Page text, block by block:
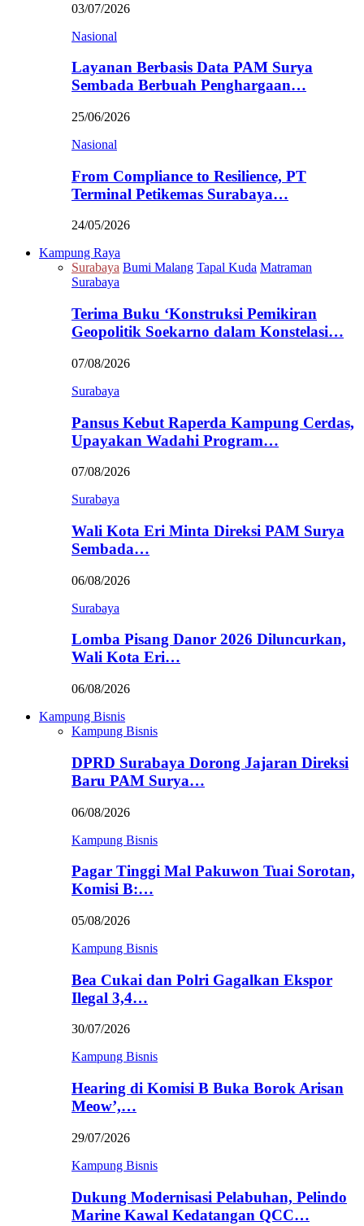
03/07/2026
Nasional
Layanan Berbasis Data PAM Surya
Sembada Berbuah Penghargaan…
25/06/2026
Nasional
From Compliance to Resilience, PT
Terminal Petikemas Surabaya…
24/05/2026
Kampung Raya
Surabaya Bumi Malang Tapal Kuda Matraman
Surabaya
Terima Buku ‘Konstruksi Pemikiran
Geopolitik Soekarno dalam Konstelasi…
07/08/2026
Surabaya
Pansus Kebut Raperda Kampung Cerdas,
Upayakan Wadahi Program…
07/08/2026
Surabaya
Wali Kota Eri Minta Direksi PAM Surya
Sembada…
06/08/2026
Surabaya
Lomba Pisang Danor 2026 Diluncurkan,
Wali Kota Eri…
06/08/2026
Kampung Bisnis
Kampung Bisnis
DPRD Surabaya Dorong Jajaran Direksi
Baru PAM Surya…
06/08/2026
Kampung Bisnis
Pagar Tinggi Mal Pakuwon Tuai Sorotan,
Komisi B:…
05/08/2026
Kampung Bisnis
Bea Cukai dan Polri Gagalkan Ekspor
Ilegal 3,4…
30/07/2026
Kampung Bisnis
Hearing di Komisi B Buka Borok Arisan
Meow’,…
29/07/2026
Kampung Bisnis
Dukung Modernisasi Pelabuhan, Pelindo
Marine Kawal Kedatangan QCC…